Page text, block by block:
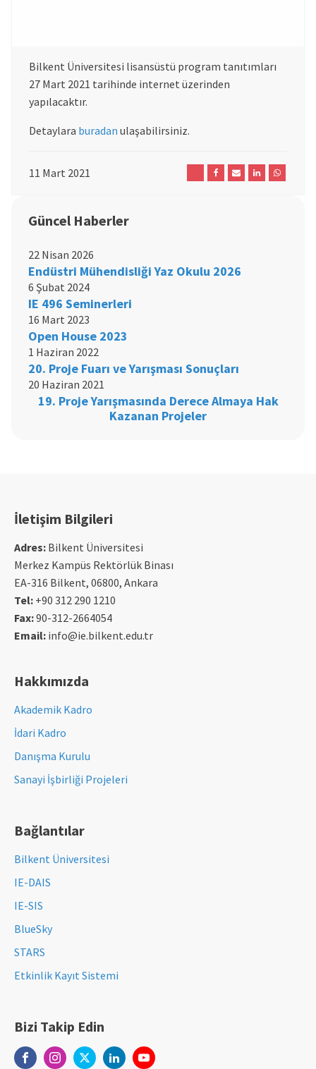
Bilkent Üniversitesi lisansüstü program tanıtımları
27 Mart 2021 tarihinde internet üzerinden
yapılacaktır.
Detaylara buradan ulaşabilirsiniz.
11 Mart 2021
Güncel Haberler
22 Nisan 2026
Endüstri Mühendisliği Yaz Okulu 2026
6 Şubat 2024
IE 496 Seminerleri
16 Mart 2023
Open House 2023
1 Haziran 2022
20. Proje Fuarı ve Yarışması Sonuçları
20 Haziran 2021
19. Proje Yarışmasında Derece Almaya Hak
Kazanan Projeler
İletişim Bilgileri
Adres: Bilkent Üniversitesi
Merkez Kampüs Rektörlük Binası
EA-316 Bilkent, 06800, Ankara
Tel: +90 312 290 1210
Fax:90-312-2664054
Email: info@ie.bilkent.edu.tr
Hakkımızda
Akademik Kadro
İdari Kadro
Danışma Kurulu
Sanayi İşbirliği Projeleri
Bağlantılar
Bilkent Üniversitesi
IE-DAIS
IE-SIS
BlueSky
STARS
Etkinlik Kayıt Sistemi
Bizi Takip Edin